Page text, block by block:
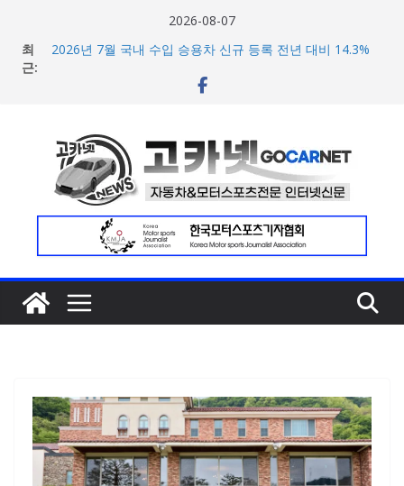
2026-08-07
최
근:
2026년 7월 국내 수입 승용차 신규 등록 전년 대비 14.3%
한국타이어, 안전한 여름철 주행 위한 타이어 관리법 제안
[신차] 아우디, 100km당 12.8kWh의 전비 달성한 컴팩트 순
수 전기차 ‘A2 e-트론’ 공개
현대차, 8세대 완전변경 ‘디 올 뉴 아반떼’ 주요 사양 및 가격
공개… 본격 계약 개시